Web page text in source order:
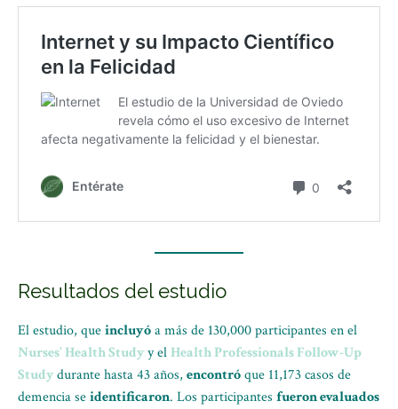
Resultados del estudio
El estudio, queincluyóa más de 130,000 participantes en el
Nurses’ Health Studyy elHealth Professionals Follow-Up
Studydurante hasta 43 años, encontróque 11,173 casos de
demencia seidentificaron. Los participantes fueron evaluados